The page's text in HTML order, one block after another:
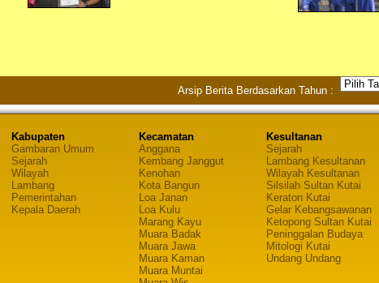
Arsip Berita Berdasarkan Tahun :
Kabupaten
Gambaran Umum
Sejarah
Wilayah
Lambang
Pemerintahan
Kepala Daerah
Kecamatan
Anggana
Kembang Janggut
Kenohan
Kota Bangun
Loa Janan
Loa Kulu
Marang Kayu
Muara Badak
Muara Jawa
Muara Kaman
Muara Muntai
Kesultanan
Sejarah
Lambang Kesultanan
Wilayah Kesultanan
Silsilah Sultan Kutai
Keraton Kutai
Gelar Kebangsawanan
Ketopong Sultan Kutai
Peninggalan Budaya
Mitologi Kutai
Undang Undang